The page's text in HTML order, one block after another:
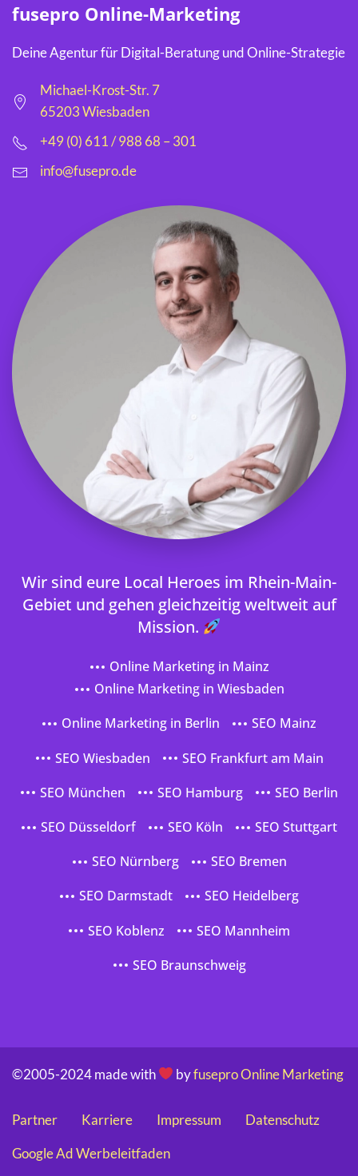
fusepro Online-Marketing
Deine Agentur für Digital-Beratung und Online-Strategie
Michael-Krost-Str. 7
65203 Wiesbaden
+49 (0) 611 / 988 68 – 301
info@fusepro.de
Wir sind eure Local Heroes im Rhein-Main-
Gebiet und gehen gleichzeitig weltweit auf
Mission.
Online Marketing in Mainz
Online Marketing in Wiesbaden
Online Marketing in Berlin
SEO Mainz
SEO Wiesbaden
SEO Frankfurt am Main
SEO München
SEO Hamburg
SEO Berlin
SEO Düsseldorf
SEO Köln
SEO Stuttgart
SEO Nürnberg
SEO Bremen
SEO Darmstadt
SEO Heidelberg
SEO Koblenz
SEO Mannheim
SEO Braunschweig
©2005-2024 made with byfusepro Online Marketing
Partner Karriere Impressum
Datenschutz
Google Ad Werbeleitfaden